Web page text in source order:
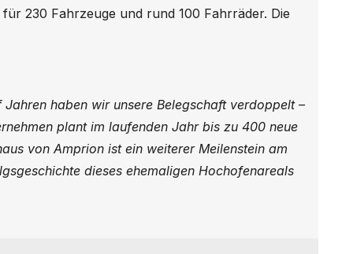
230 Fahrzeuge und rund 100 Fahrräder. Die
haben wir unsere Belegschaft verdoppelt –
plant im laufenden Jahr bis zu 400 neue
von Amprion ist ein weiterer Meilenstein am
dieses ehemaligen Hochofenareals